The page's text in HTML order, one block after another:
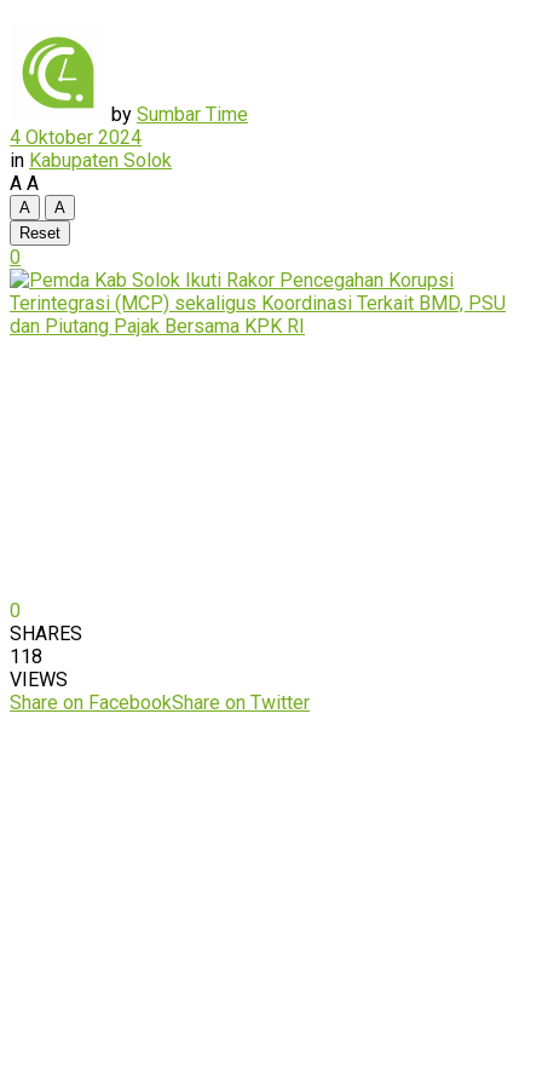
by Sumbar Time
4 Oktober 2024
in Kabupaten Solok
A A
A
A
Reset
0
0
SHARES
118
VIEWS
Share on FacebookShare on Twitter